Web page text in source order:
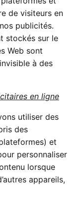
de visiteurs en
publicités.
stockés sur le
Web sont
à des
en ligne
utiliser des
des
et
personnaliser
lorsque
appareils,